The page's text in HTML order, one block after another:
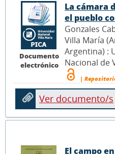
Documento
electrónico
La cámara
el pueblo
Gonzales
Villa María
Argentina) :
Nacional de
|
Ver documento/s
El campo